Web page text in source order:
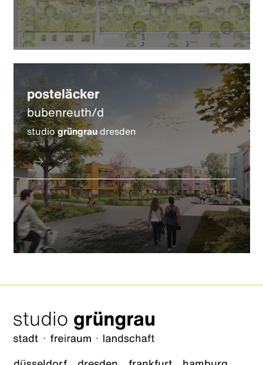
posteläcker
bubenreuth/d
studiogrüngraudresden